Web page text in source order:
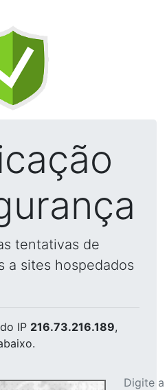
tentativas de
a sites hospedados
do IP 216.73.216.189,
Digite